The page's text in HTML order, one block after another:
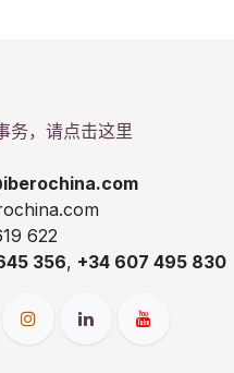
务，请点击这里
622
356, +34 607 495 830